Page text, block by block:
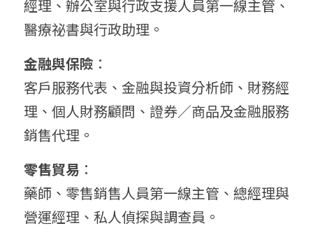
經理、辦公室與行政支援人員第一線主管、
醫療祕書與行政助理。
金融與保險 ：
客戶服務代表、金融與投資分析師、財務經
理、個人財務顧問、證券／商品及金融服務
銷售代理。
零售貿易 ：
藥師、零售銷售人員第一線主管、總經理與
營運經理、私人偵探與調查員。